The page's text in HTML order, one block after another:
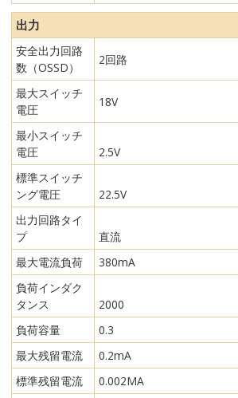
出力
安全出力回路
数（OSSD）
2回路
最大スイッチ
電圧
18V
最小スイッチ
電圧
2.5V
標準スイッチ
ング電圧
22.5V
出力回路タイ
プ
直流
最大電流負荷
380mA
負荷インダク
タンス
2000
負荷容量
0.3
最大残留電流
0.2mA
標準残留電流
0.002MA